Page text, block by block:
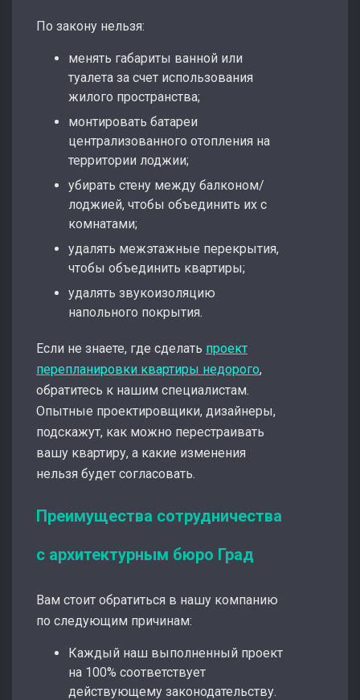
По закону нельзя:
менять габариты ванной или
туалета за счет использования
жилого пространства;
монтировать батареи
централизованного отопления на
территории лоджии;
убирать стену между балконом/
лоджией, чтобы объединить их с
комнатами;
удалять межэтажные перекрытия,
чтобы объединить квартиры;
удалять звукоизоляцию
напольного покрытия.
Если не знаете, где сделать проект
перепланировки квартиры недорого,
обратитесь к нашим специалистам.
Опытные проектировщики, дизайнеры,
подскажут, как можно перестраивать
вашу квартиру, а какие изменения
нельзя будет согласовать.
Преимущества сотрудничества
с архитектурным бюро Град
Вам стоит обратиться в нашу компанию
по следующим причинам:
Каждый наш выполненный проект
на 100% соответствует
действующему законодательству.